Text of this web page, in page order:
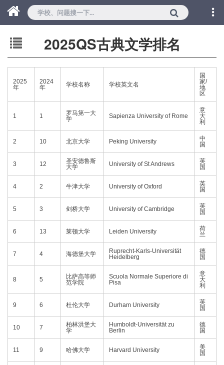
2025QS古典文学排名
2025
年
2024
年
学校名称 学校英文名
国
家/
地
区
1 1
罗马第一大
学
Sapienza University of Rome
意
大
利
2 10 北京大学 Peking University
中
国
3 12
圣安德鲁斯
大学
University of St Andrews
英
国
4 2 牛津大学 University of Oxford
英
国
5 3 剑桥大学 University of Cambridge
英
国
6 13 莱顿大学 Leiden University
荷
兰
7 4 海德堡大学
Ruprecht-Karls-Universität
Heidelberg
德
国
8 5
比萨高等师
范学院
Scuola Normale Superiore di
Pisa
意
大
利
9 6 杜伦大学 Durham University
英
国
10 7
柏林洪堡大
学
Humboldt-Universität zu
Berlin
德
国
11 9 哈佛大学 Harvard University
美
国